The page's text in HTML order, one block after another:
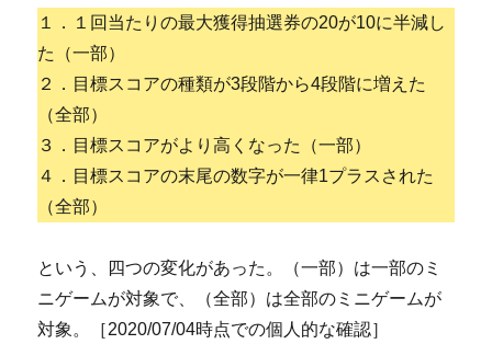
１．１回当たりの最大獲得抽選券の20が10に半減し
た（一部）
２．目標スコアの種類が3段階から4段階に増えた
（全部）
３．目標スコアがより高くなった（一部）
４．目標スコアの末尾の数字が一律1プラスされた
（全部）
という、四つの変化があった。（一部）は一部のミ
ニゲームが対象で、（全部）は全部のミニゲームが
対象。［2020/07/04時点での個人的な確認］